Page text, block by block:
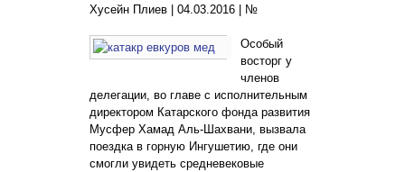
Хусейн Плиев | 04.03.2016 №
Особый
восторг у
членов
делегации, во главе с исполнительным
директором Катарского фонда развития
Мусфер Хамад Аль-Шахвани, вызвала
поездка в горную Ингушетию, где они
смогли увидеть средневековые